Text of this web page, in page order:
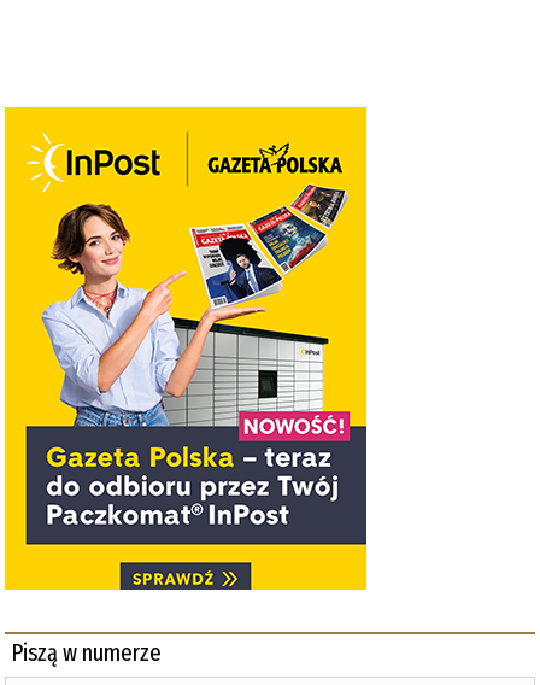
Piszą w numerze